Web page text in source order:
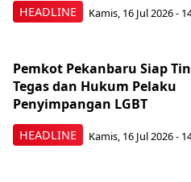
HEADLINE Kamis, 16 Jul 2026 -
HEADLINE
Pemkot Pekanbaru Siap
Tegas dan Hukum Pelaku
Penyimpangan LGBT
Kamis, 16 Jul 2026 -